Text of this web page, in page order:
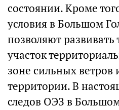
состоянии. Кроме
условия в Большом
позволяют развивать
участок
зоне сильных ветров
территории. В
следов ОЭЗ в